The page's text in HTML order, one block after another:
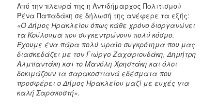
Από την πλευρά της η Αντιδήμαρχος Πολιτισμού
Ρένα Παπαδάκη σε δήλωσή της ανέφερε τα εξής:
«Ο Δήμος Ηρακλείου όπως κάθε χρόνο διοργανώνει
τα Κούλουμα που συγκεντρώνουν πολύ κόσμο.
Έχουμε ένα πάρα πολύ ωραίο συγκρότημα που μας
διασκεδάζει με τον Γιώργο Ζαχαριουδάκη, Δημήτρη
Αλμπαντάκη και το Μανόλη Χρηστάκη και όλοι
δοκιμάζουν τα σαρακοστιανά εδέσματα που
προσφέρει ο Δήμος Ηρακλείου μαζί με ευχές για
καλή Σαρακοστή».